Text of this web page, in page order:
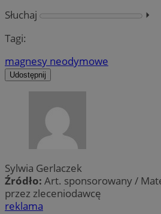
Słuchaj
⏵︎
Tagi:
magnesy neodymowe
Udostępnij
Sylwia Gerlaczek
Źródło: Art. sponsorowany /
przez zleceniodawcę
reklama